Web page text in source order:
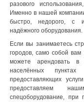
разового
Именно в нашей
быстро, недорого, с
надёжного оборудования.
Если вы занимаетесь
городов, само собой вам
можете арендовать
населённых пунктах
предоставляющих
предоставляем
спецоборудование,